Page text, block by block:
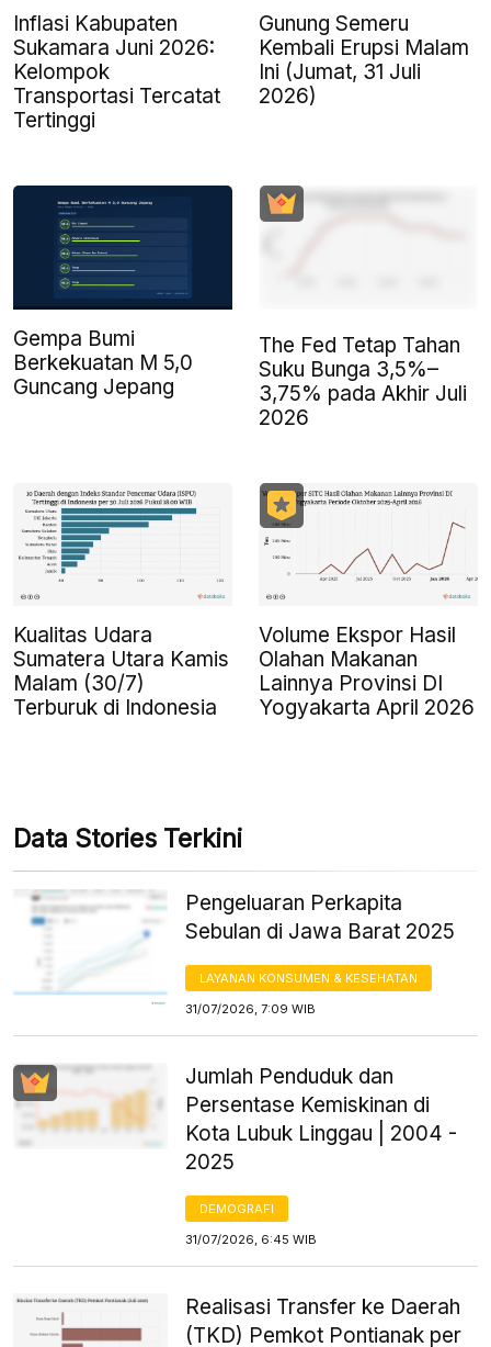
Inflasi Kabupaten
Sukamara Juni 2026:
Kelompok
Transportasi Tercatat
Tertinggi
Gunung Semeru
Kembali Erupsi Malam
Ini (Jumat, 31 Juli
2026)
Gempa Bumi
Berkekuatan M 5,0
Guncang Jepang
The Fed Tetap Tahan
Suku Bunga 3,5%–
3,75% pada Akhir Juli
2026
Kualitas Udara
Sumatera Utara Kamis
Malam (30/7)
Terburuk di Indonesia
Volume Ekspor Hasil
Olahan Makanan
Lainnya Provinsi DI
Yogyakarta April 2026
Data Stories Terkini
Pengeluaran Perkapita
Sebulan di Jawa Barat 2025
LAYANAN KONSUMEN & KESEHATAN
31/07/2026, 7:09 WIB
Jumlah Penduduk dan
Persentase Kemiskinan di
Kota Lubuk Linggau | 2004 -
2025
DEMOGRAFI
31/07/2026, 6:45 WIB
Realisasi Transfer ke Daerah
(TKD) Pemkot Pontianak per